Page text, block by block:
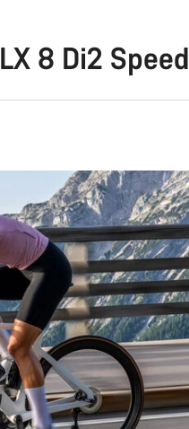
8 Di2 Speed